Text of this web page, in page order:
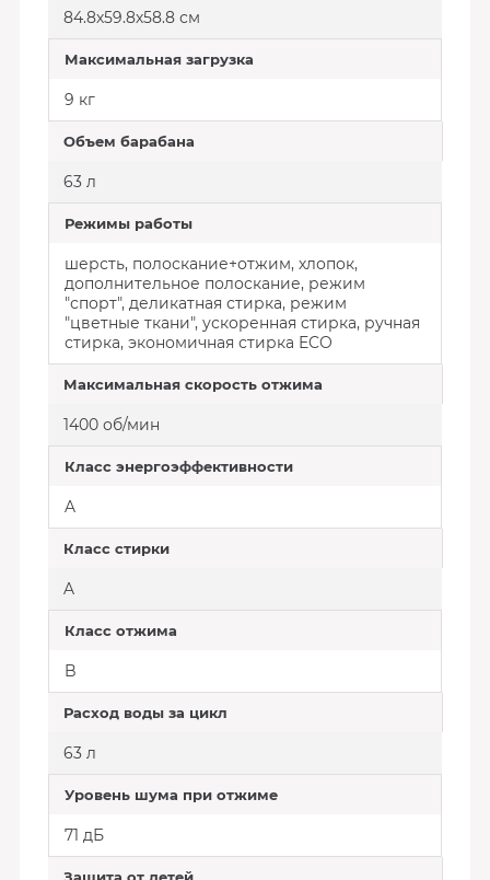
84.8х59.8х58.8 см
Максимальная загрузка
9 кг
Объем барабана
63 л
Режимы работы
шерсть, полоскание+отжим, хлопок,
дополнительное полоскание, режим
"спорт", деликатная стирка, режим
"цветные ткани", ускоренная стирка, ручная
стирка, экономичная стирка ECO
Максимальная скорость отжима
1400 об/мин
Класс энергоэффективности
A
Класс стирки
A
Класс отжима
B
Расход воды за цикл
63 л
Уровень шума при отжиме
71 дБ